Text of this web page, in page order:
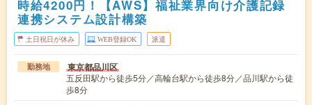
時給4200円！【AWS】福祉業界向け介護記録
連携システム設計構築
土日祝日が休み WEB登録OK 派遣
勤務地 東京都品川区
五反田駅から徒歩5分／高輪台駅から徒歩8分／品川駅から徒
歩8分